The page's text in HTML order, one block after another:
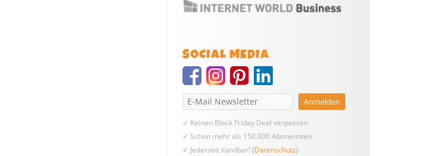
SOCIAL MEDIA
✓ Keinen Black Friday Deal verpassen
✓ Schon mehr als 150.000 Abonennten
✓ Jederzeit kündbar! (Datenschutz)